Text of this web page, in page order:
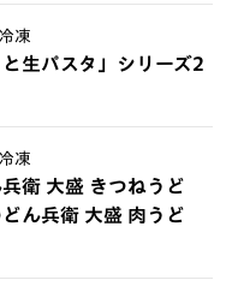
凍
と生パスタ」シリーズ2
凍
兵衛 大盛 きつねうど
ん兵衛 大盛 肉うど